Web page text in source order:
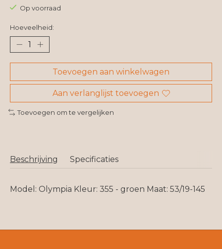
Op voorraad
Hoeveelheid:
Toevoegen aan winkelwagen
Aan verlanglijst toevoegen
Toevoegen om te vergelijken
Beschrijving Specificaties
Model: Olympia Kleur: 355 - groen Maat: 53/19-145